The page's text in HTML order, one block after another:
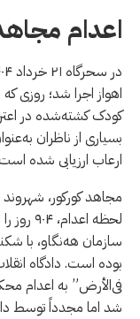
اعدام
اهواز اجرا شد؛ روزی
بسیاری از ناظران
ارعاب ارزیابی شده
لحظه
سازمان هه‌نگاو، با
بوده است. دادگاه
فی‌الأرض” به اعدام
شد اما مجدداً توسط